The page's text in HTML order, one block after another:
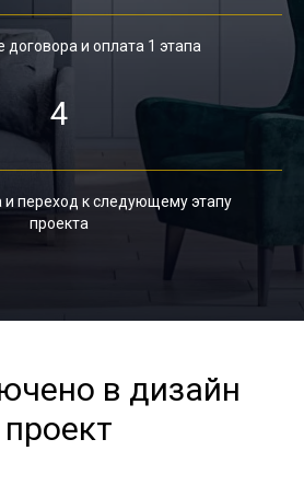
договора и оплата 1 этапа
4
и переход к следующему этапу
проекта
в дизайн
проект